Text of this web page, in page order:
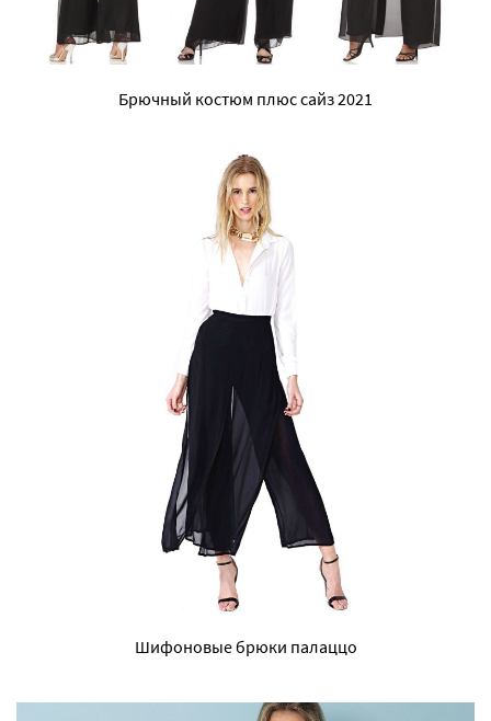
Брючный костюм плюс сайз 2021
Шифоновые брюки палаццо